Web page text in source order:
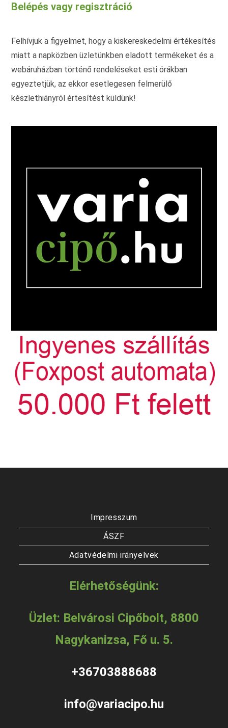
a
termékoldalon
Belépés vagy regisztráció
Felhívjuk a figyelmet, hogy a kiskereskedelmi értékesítés
miatt a napközben üzletünkben eladott termékeket és a
webáruházban történő rendeléseket esti órákban
egyeztetjük, az ekkor esetlegesen felmerülő
készlethiányról értesítést küldünk!
Impresszum
ÁSZF
Adatvédelmi irányelvek
Elérhetőségünk:
Üzlet: Belvárosi Cipőbolt, 8800
Nagykanizsa, Fő u. 5.
+36703888688
info@variacipo.hu